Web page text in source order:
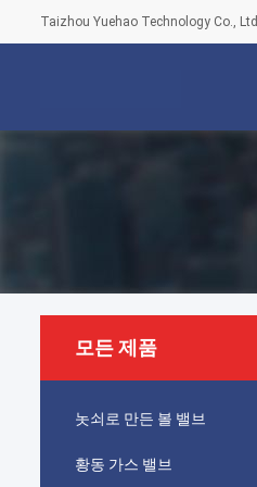
Taizhou Yuehao Technology Co., Ltd
모든 제품
놋쇠로 만든 볼 밸브
황동 가스 밸브